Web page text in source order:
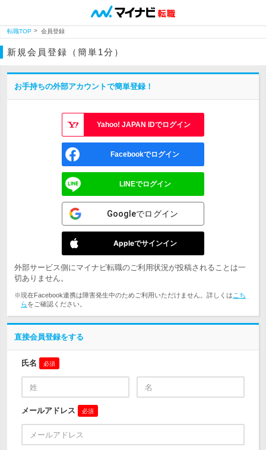
転職TOP 会員登録
新規会員登録（簡単1分）
お手持ちの外部アカウントで簡単登録！
Yahoo! JAPAN IDでログイン
Facebookでログイン
LINEでログイン
Googleでログイン
Appleでサインイン
外部サービス側にマイナビ転職のご利用状況が投稿されることは一
切ありません。
※現在Facebook連携は障害発生中のためご利用いただけません。詳しくは こち
らをご確認ください。
直接会員登録をする
氏名 必須
メールアドレス 必須